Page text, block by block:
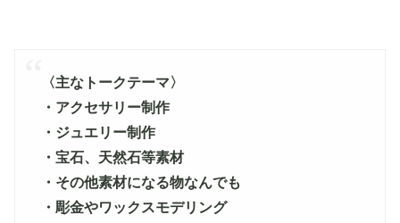
〈主なトークテーマ〉
・アクセサリー制作
・ジュエリー制作
・宝石、天然石等素材
・その他素材になる物なんでも
・彫金やワックスモデリング